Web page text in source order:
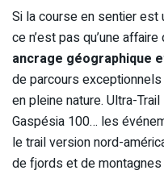
Si la course en sentier
ce n’est pas qu’une
ancrage géographique
de parcours
en pleine nature. Ultra-
Gaspésia 100… les
le trail version nord-
de fjords et de